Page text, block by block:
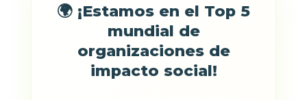
🌍 ¡Estamos en el Top 5
mundial de
organizaciones de
impacto social!